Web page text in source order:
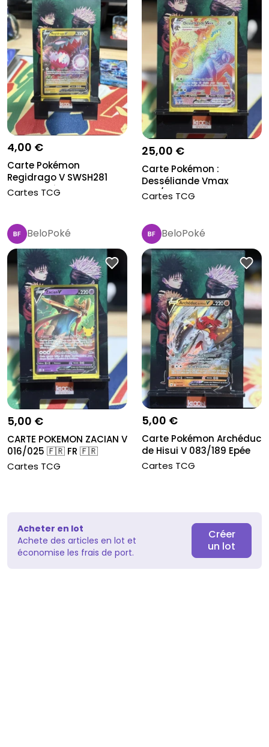
4,00 €
Carte Pokémon
Regidrago V SWSH281
Promo Epée & Bou...
Cartes TCG
25,00 €
Carte Pokémon :
Desséliande Vmax
206/203 Evolution...
Cartes TCG
BeloPoké
5,00 €
CARTE POKEMON ZACIAN V
016/025 🇫🇷 FR 🇫🇷
CELEBRATIO...
Cartes TCG
BeloPoké
5,00 €
Carte Pokémon Archéduc
de Hisui V 083/189 Epée
&...
Cartes TCG
Acheter en lot
Achete des articles en lot et
économise les frais de port.
Créer
un lot